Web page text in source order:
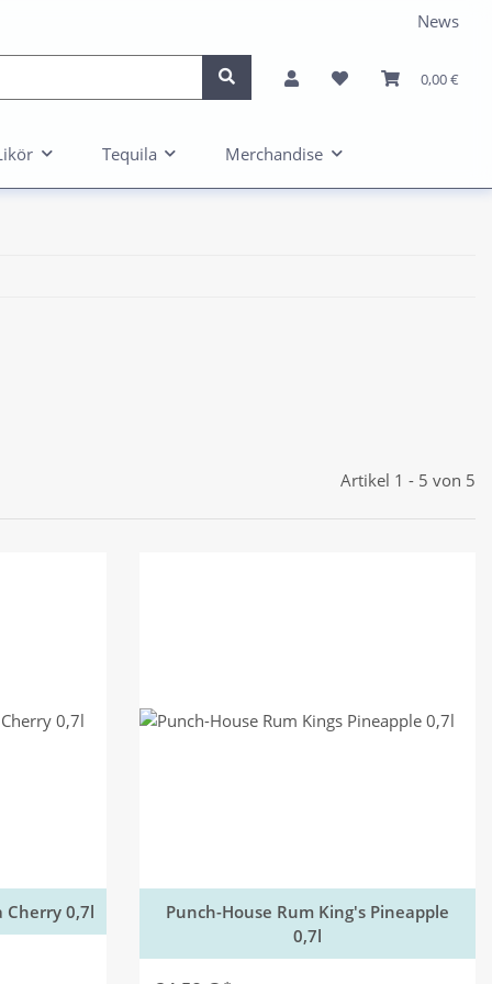
News
0,00 €
Tequila Merchandise
Artikel 1 - 5 von 5
Cherry 0,7l
Punch-House Rum King's Pineapple
0,7l